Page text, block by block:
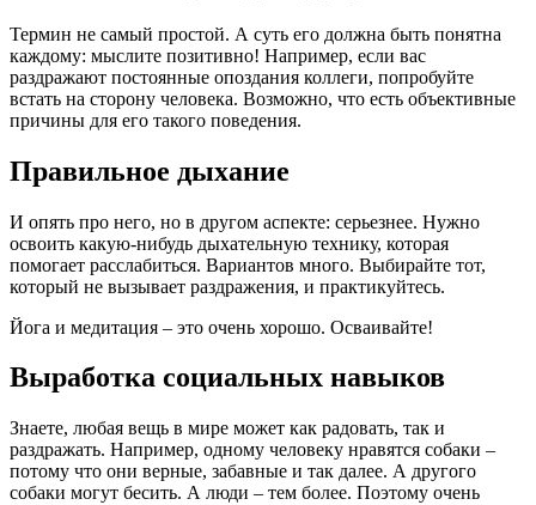
Термин не самый простой. А суть его должна быть понятна
каждому: мыслите позитивно! Например, если вас
раздражают постоянные опоздания коллеги, попробуйте
встать на сторону человека. Возможно, что есть объективные
причины для его такого поведения.
Правильное дыхание
И опять про него, но в другом аспекте: серьезнее. Нужно
освоить какую-нибудь дыхательную технику, которая
помогает расслабиться. Вариантов много. Выбирайте тот,
который не вызывает раздражения, и практикуйтесь.
Йога и медитация – это очень хорошо. Осваивайте!
Выработка социальных навыков
Знаете, любая вещь в мире может как радовать, так и
раздражать. Например, одному человеку нравятся собаки –
потому что они верные, забавные и так далее. А другого
собаки могут бесить. А люди – тем более. Поэтому очень